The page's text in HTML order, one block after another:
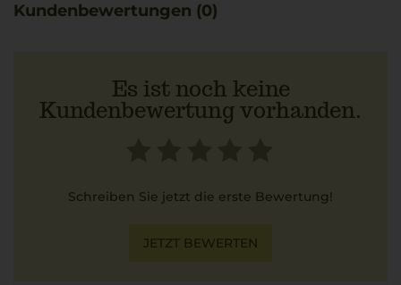
Kundenbewertungen (0)
Es ist noch keine
Kundenbewertung vorhanden.
Schreiben Sie jetzt die erste Bewertung!
JETZT BEWERTEN